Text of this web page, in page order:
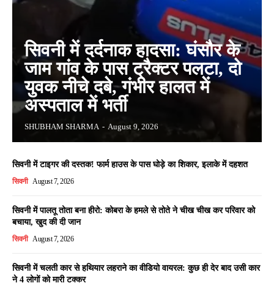
सिवनी में दर्दनाक हादसा: घंसौर के
जाम गांव के पास ट्रैक्टर पलटा, दो
युवक नीचे दबे, गंभीर हालत में
अस्पताल में भर्ती
SHUBHAM SHARMA - August 9, 2026
सिवनी में टाइगर की दस्तक! फार्म हाउस के पास घोड़े का शिकार, इलाके में दहशत
सिवनी August 7, 2026
सिवनी में पालतू तोता बना हीरो: कोबरा के हमले से तोते ने चीख चीख कर परिवार को
बचाया, खुद की दी जान
सिवनी August 7, 2026
सिवनी में चलती कार से हथियार लहराने का वीडियो वायरल: कुछ ही देर बाद उसी कार
ने 4 लोगों को मारी टक्कर